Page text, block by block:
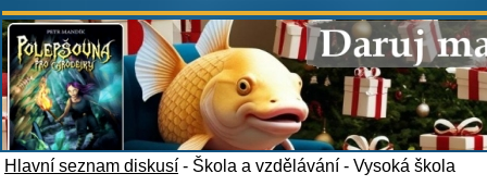
Hlavní seznam diskusí - Škola a vzdělávání - Vysoká škola